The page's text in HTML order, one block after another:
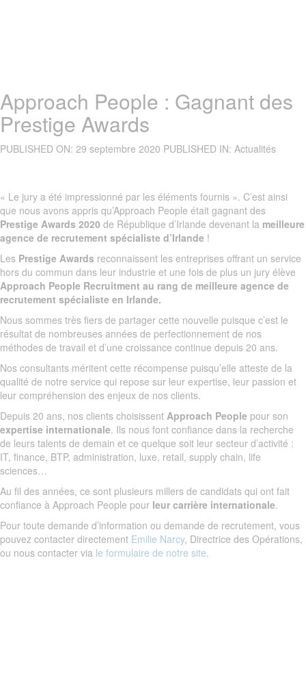
Approach People : Gagnant des
Prestige Awards
PUBLISHED ON: 29 septembre 2020 PUBLISHED IN: Actualités
« Le jury a été impressionné par les éléments fournis ». C’est ainsi
que nous avons appris qu’Approach People était gagnant des
Prestige Awards 2020 de République d’Irlande devenant la meilleure
agence de recrutement spécialiste d’Irlande !
Les Prestige Awards reconnaissent les entreprises offrant un service
hors du commun dans leur industrie et une fois de plus un jury élève
Approach People Recruitment au rang de meilleure agence de
recrutement spécialiste en Irlande.
Nous sommes très fiers de partager cette nouvelle puisque c’est le
résultat de nombreuses années de perfectionnement de nos
méthodes de travail et d’une croissance continue depuis 20 ans.
Nos consultants méritent cette récompense puisqu’elle atteste de la
qualité de notre service qui repose sur leur expertise, leur passion et
leur compréhension des enjeux de nos clients.
Depuis 20 ans, nos clients choisissent Approach People pour son
expertise internationale. Ils nous font confiance dans la recherche
de leurs talents de demain et ce quelque soit leur secteur d’activité :
IT, finance, BTP, administration, luxe, retail, supply chain, life
sciences…
Au fil des années, ce sont plusieurs millers de candidats qui ont fait
confiance à Approach People pour leur carrière internationale.
Pour toute demande d’information ou demande de recrutement, vous
pouvez contacter directement Emilie Narcy, Directrice des Opérations,
ou nous contacter via le formulaire de notre site.